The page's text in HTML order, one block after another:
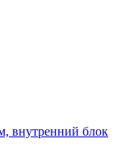
внутренний блок